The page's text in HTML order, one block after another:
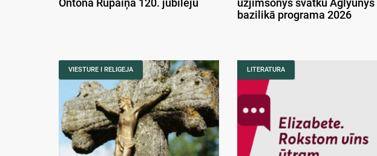
Ontona Rupaiņa 120. jubileju
uzjimšonys svātku Aglyunys
bazilikā programa 2026
VIESTURE I RELIGEJA LITERATURA